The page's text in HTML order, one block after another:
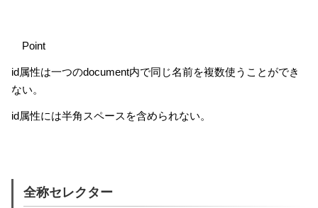
Point
id属性は一つのdocument内で同じ名前を複数使うことができ
ない。
id属性には半角スペースを含められない。
全称セレクター